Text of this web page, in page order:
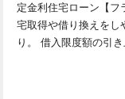
定金利住宅ローン【フ
宅取得や借り換えをし
り。 借入限度額の引